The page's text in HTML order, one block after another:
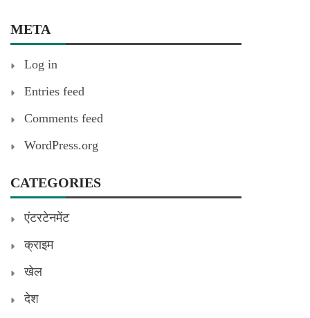
META
Log in
Entries feed
Comments feed
WordPress.org
CATEGORIES
एंटरटेनमेंट
क्राइम
खेल
देश